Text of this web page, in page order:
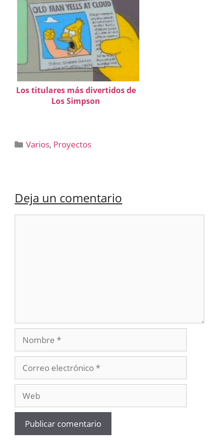
Los titulares más divertidos de
Los Simpson
Categorías
Varios, Proyectos
Deja un comentario
Nombre
electrónico